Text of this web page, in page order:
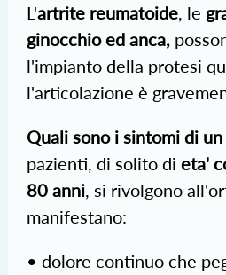
L'artrite reumatoide, le
ginocchio ed anca,
l'impianto della protesi
l'articolazione è
Quali sono i sintomi di
pazienti, di solito dieta'
80 anni, si rivolgono
manifestano:
• dolore continuo che